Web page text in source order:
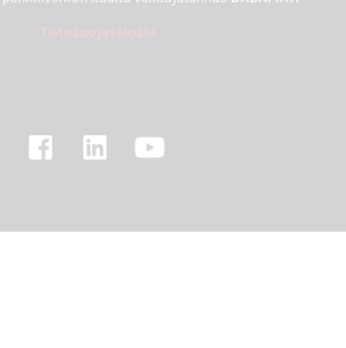
Tietosuojaseloste